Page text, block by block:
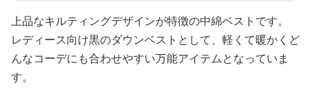
上品なキルティングデザインが特徴の中綿ベストです。
レディース向け黒のダウンベストとして、軽くて暖かくど
んなコーデにも合わせやすい万能アイテムとなっていま
す。